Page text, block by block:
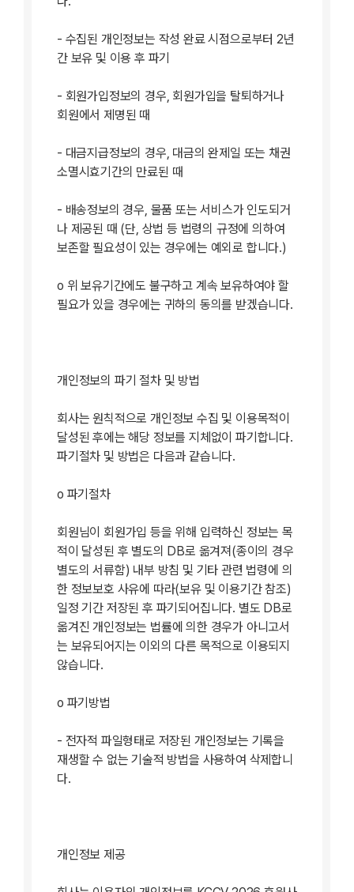
- 수집된 개인정보는 작성 완료 시점으로부터 2년
간 보유 및 이용 후 파기
- 회원가입정보의 경우, 회원가입을 탈퇴하거나
회원에서 제명된 때
- 대금지급정보의 경우, 대금의 완제일 또는 채권
소멸시효기간의 만료된 때
- 배송정보의 경우, 물품 또는 서비스가 인도되거
나 제공된 때 (단, 상법 등 법령의 규정에 의하여
보존할 필요성이 있는 경우에는 예외로 합니다.)
ο 위 보유기간에도 불구하고 계속 보유하여야 할
필요가 있을 경우에는 귀하의 동의를 받겠습니다.
개인정보의 파기 절차 및 방법
회사는 원칙적으로 개인정보 수집 및 이용목적이
달성된 후에는 해당 정보를 지체없이 파기합니다.
파기절차 및 방법은 다음과 같습니다.
ο 파기절차
회원님이 회원가입 등을 위해 입력하신 정보는 목
적이 달성된 후 별도의 DB로 옮겨져(종이의 경우
별도의 서류함) 내부 방침 및 기타 관련 법령에 의
한 정보보호 사유에 따라(보유 및 이용기간 참조)
일정 기간 저장된 후 파기되어집니다. 별도 DB로
옮겨진 개인정보는 법률에 의한 경우가 아니고서
는 보유되어지는 이외의 다른 목적으로 이용되지
않습니다.
ο 파기방법
- 전자적 파일형태로 저장된 개인정보는 기록을
재생할 수 없는 기술적 방법을 사용하여 삭제합니
다.
개인정보 제공